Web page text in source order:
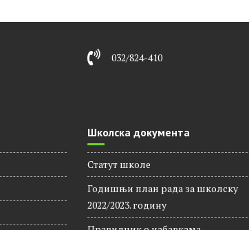
032/824-410
Школска документа
Статут школе
Годишњи план рада за школску
2022/2023. годину